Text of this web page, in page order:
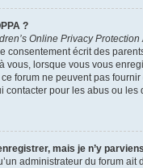
?
Online Privacy Protection
consentement écrit des
vous, lorsque vous vous
forum ne peuvent pas
contacter pour les abus ou
mais je n’y
administrateur du forum